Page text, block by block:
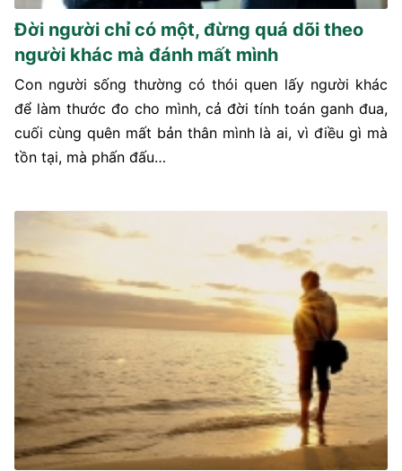
Đời người chỉ có một, đừng quá dõi theo
người khác mà đánh mất mình
Con người sống thường có thói quen lấy người khác
để làm thước đo cho mình, cả đời tính toán ganh đua,
cuối cùng quên mất bản thân mình là ai, vì điều gì mà
tồn tại, mà phấn đấu…